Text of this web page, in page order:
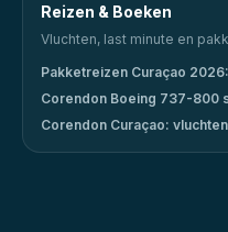
Reizen & Boeken
Vluchten, last minute en
Pakketreizen Curaçao
aanbieders
Corendon Boeing 737-800
Corendon Curaçao: